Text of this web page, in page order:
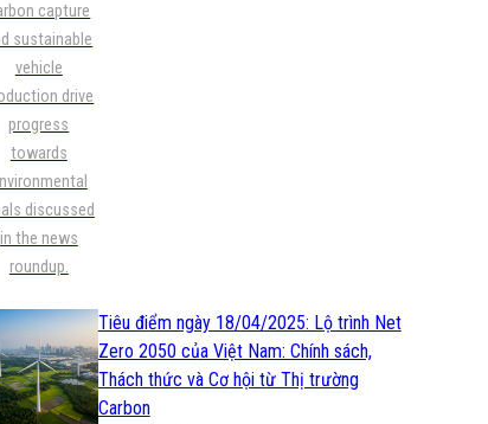
capture
sustainable
vehicle
drive
progress
towards
discussed
in the news
roundup.
Tiêu điểm ngày 18/04/2025: Lộ trình Net
Zero 2050 của Việt Nam: Chính sách,
Thách thức và Cơ hội từ Thị trường
Carbon